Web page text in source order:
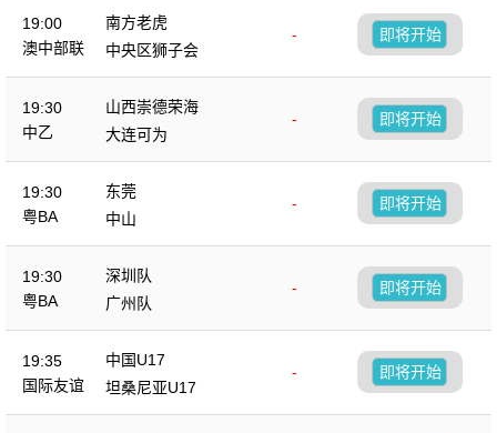
19:00
澳中部联
南方老虎
-
中央区狮子会
即将开始
19:30
中乙
山西崇德荣海
-
大连可为
即将开始
19:30
粤BA
东莞
-
中山
即将开始
19:30
粤BA
深圳队
-
广州队
即将开始
19:35
国际友谊
中国U17
-
坦桑尼亚U17
即将开始